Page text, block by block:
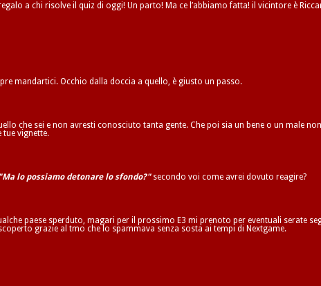
a chi risolve il quiz di oggi! Un parto! Ma ce l’abbiamo fatta! il vicintore è
mandartici. Occhio dalla doccia a quello, è giusto un passo.
che sei e non avresti conosciuto tanta gente. Che poi sia un bene o un male
tue vignette.
"Ma lo possiamo detonare lo sfondo?"secondo voi come avrei dovuto reagire?
paese sperduto, magari per il prossimo E3 mi prenoto per eventuali serate
grazie al tmo che lo spammava senza sosta ai tempi di Nextgame.